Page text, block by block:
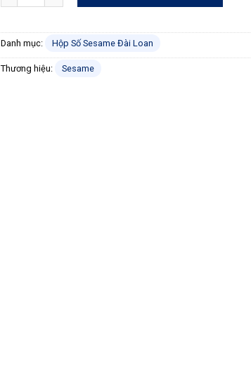
Danh mục: Hộp Số Sesame Đài Loan
Thương hiệu: Sesame